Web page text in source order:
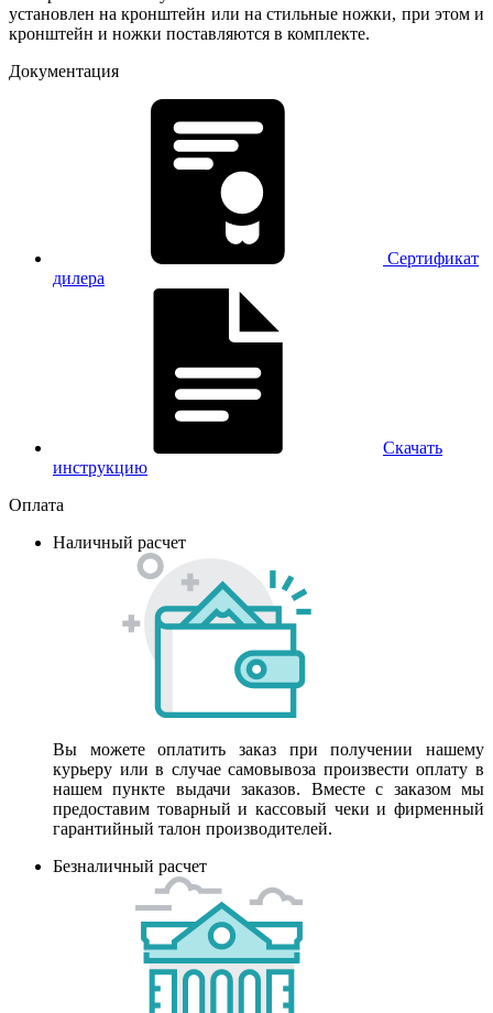
установлен на кронштейн или на стильные ножки, при этом и
кронштейн и ножки поставляются в комплекте.
Документация
Сертификат
дилера
Скачать
инструкцию
Оплата
Наличный расчет
Вы можете оплатить заказ при получении нашему
курьеру или в случае самовывоза произвести оплату в
нашем пункте выдачи заказов. Вместе с заказом мы
предоставим товарный и кассовый чеки и фирменный
гарантийный талон производителей.
Безналичный расчет